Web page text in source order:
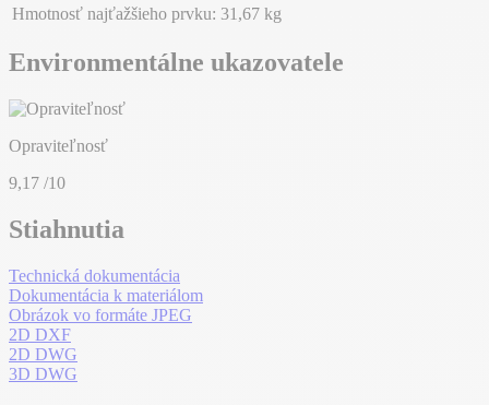
Hmotnosť najťažšieho prvku: 31,67 kg
Environmentálne ukazovatele
Opraviteľnosť
9,17 /10
Stiahnutia
Technická dokumentácia
Dokumentácia k materiálom
Obrázok vo formáte JPEG
2D DXF
2D DWG
3D DWG